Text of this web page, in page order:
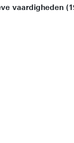
vaardigheden